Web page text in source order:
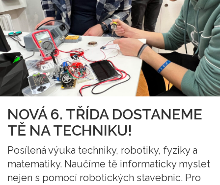
NOVÁ 6. TŘÍDA DOSTANEME
TĚ NA TECHNIKU!
Posílená výuka techniky, robotiky, fyziky a
matematiky. Naučíme tě informaticky myslet
nejen s pomocí robotických stavebnic. Pro